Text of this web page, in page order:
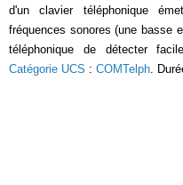
d'un clavier téléphonique
fréquences sonores (une basse
téléphonique de détecter
Catégorie UCS : COMTelph.